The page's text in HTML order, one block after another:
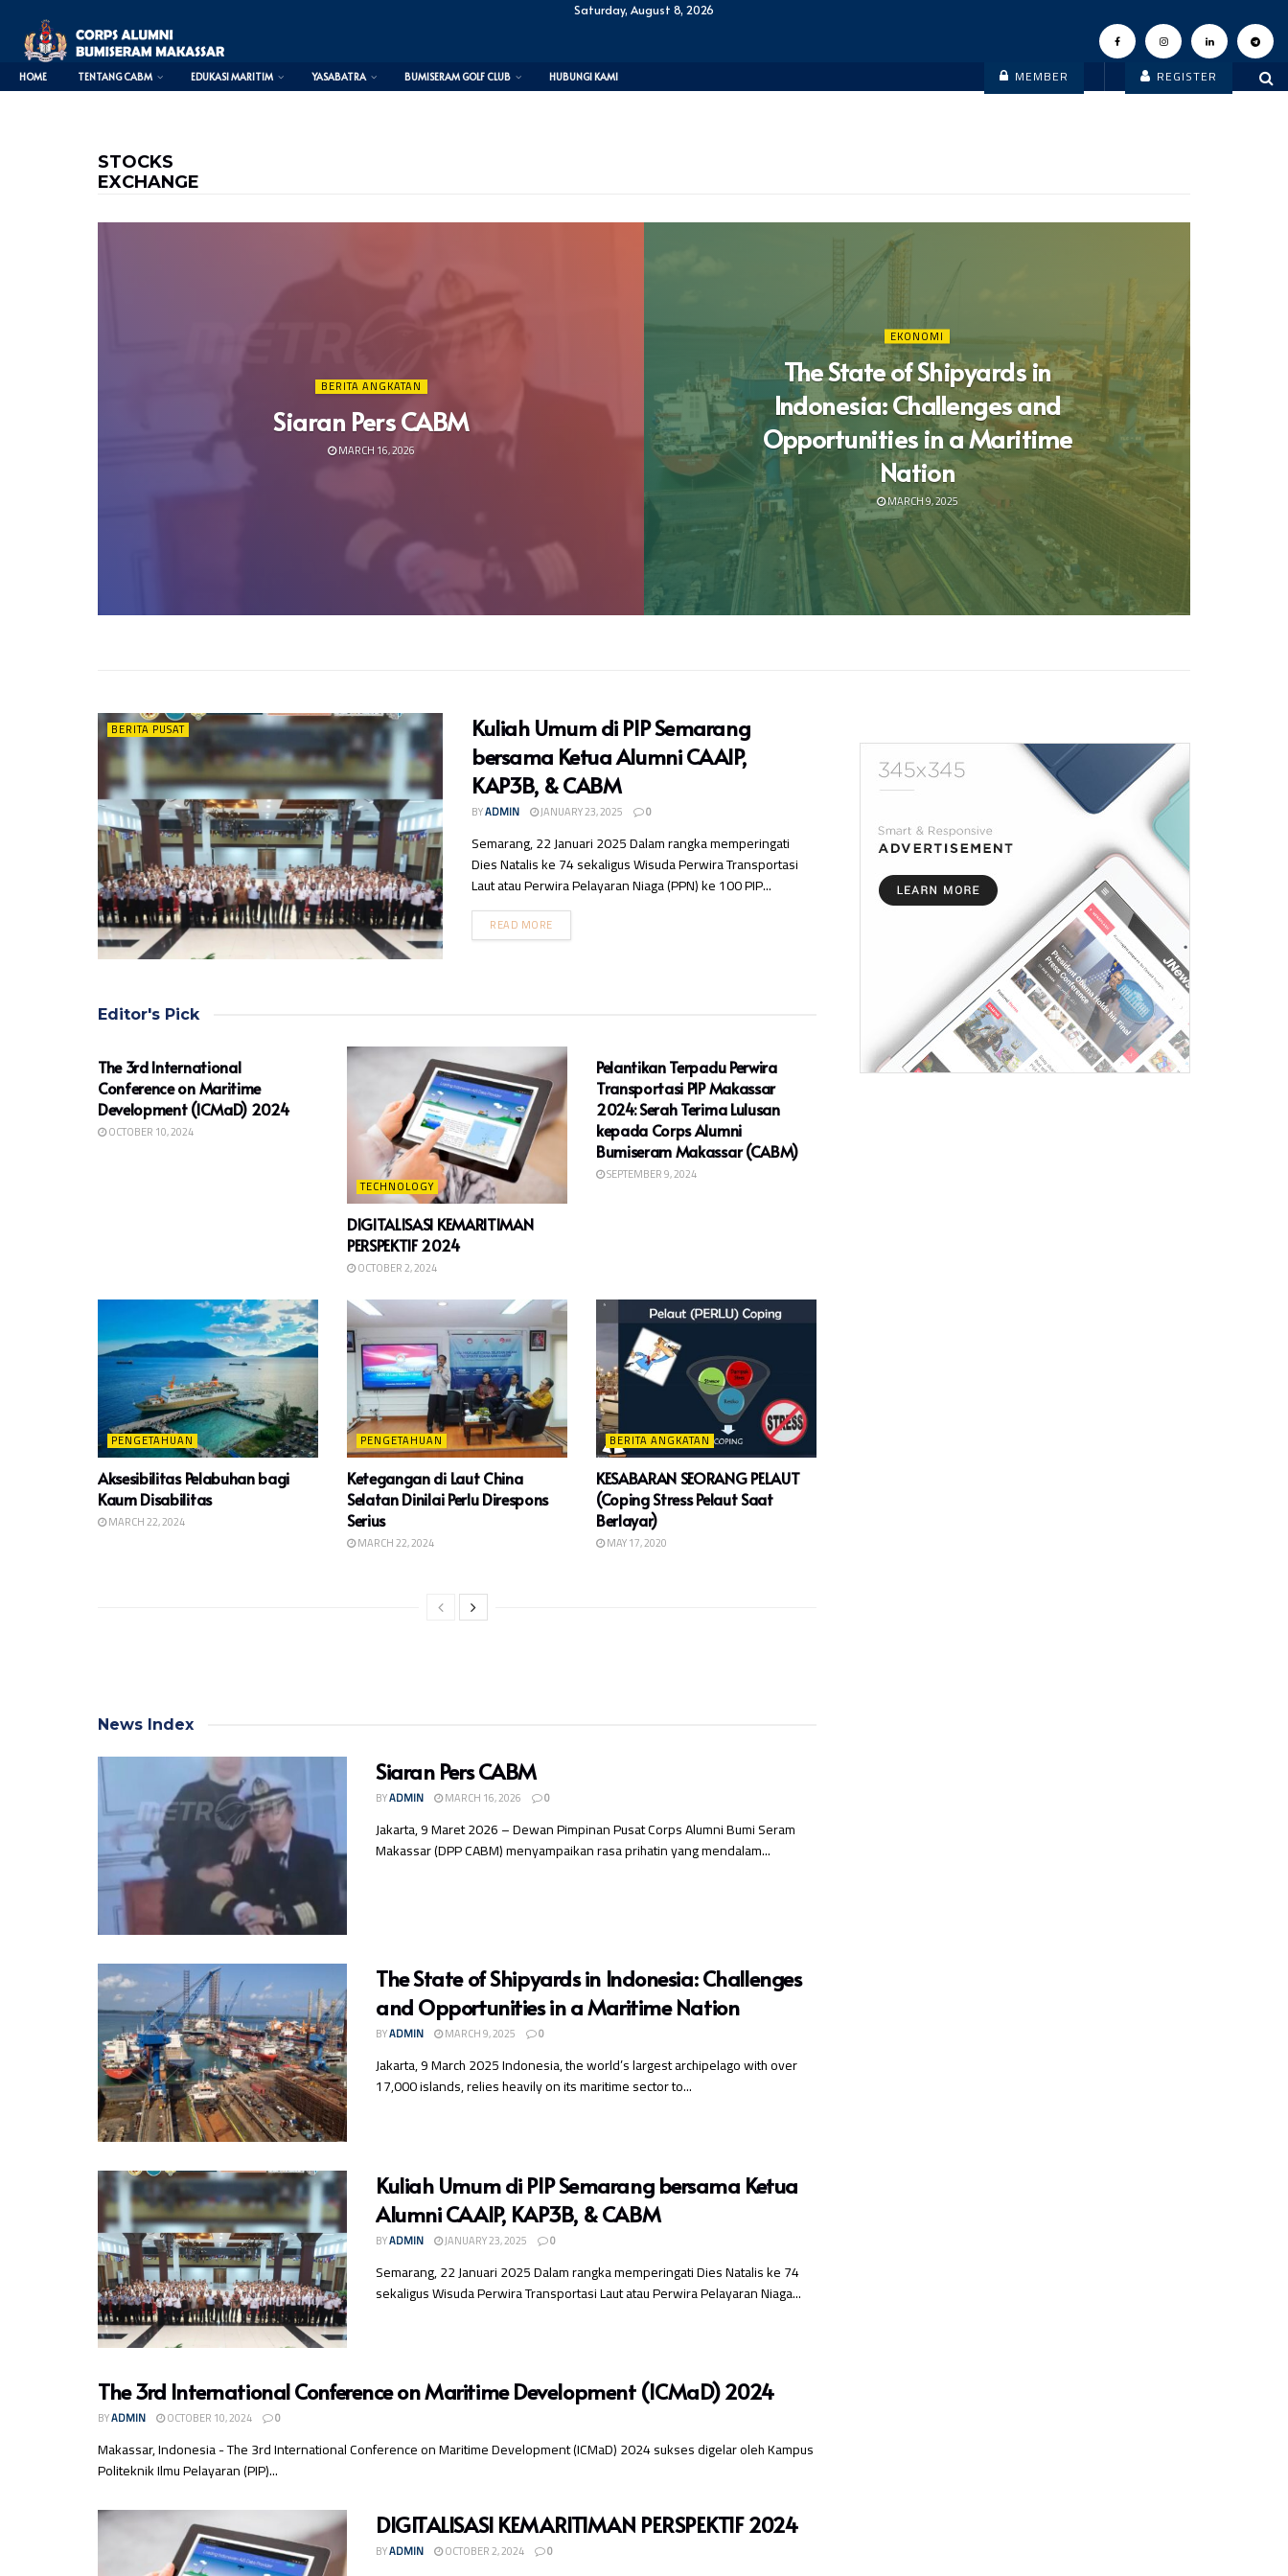
Saturday, August 8, 2026
HOME TENTANG CABM EDUKASI MARITIM YASABATRA BUMISERAM GOLF CLUB HUBUNGI KAMI MEMBER REGISTER
STOCKS
EXCHANGE
BERITA ANGKATAN
Siaran Pers CABM
MARCH 16, 2026
EKONOMI
The State of Shipyards in
Indonesia: Challenges and
Opportunities in a Maritime
Nation
MARCH 9, 2025
BERITA PUSAT
Kuliah Umum di PIP Semarang
bersama Ketua Alumni CAAIP,
KAP3B, & CABM
BYADMIN JANUARY 23, 2025 0
Semarang, 22 Januari 2025 Dalam rangka memperingati
Dies Natalis ke 74 sekaligus Wisuda Perwira Transportasi
Laut atau Perwira Pelayaran Niaga (PPN) ke 100 PIP...
READ MORE
Editor's Pick
The 3rd International
Conference on Maritime
Development (ICMaD) 2024
OCTOBER 10, 2024
TECHNOLOGY
DIGITALISASI KEMARITIMAN
PERSPEKTIF 2024
OCTOBER 2, 2024
Pelantikan Terpadu Perwira
Transportasi PIP Makassar
2024: Serah Terima Lulusan
kepada Corps Alumni
Bumiseram Makassar (CABM)
SEPTEMBER 9, 2024
PENGETAHUAN
Aksesibilitas Pelabuhan bagi
Kaum Disabilitas
MARCH 22, 2024
PENGETAHUAN
Ketegangan di Laut China
Selatan Dinilai Perlu Direspons
Serius
MARCH 22, 2024
BERITA ANGKATAN
KESABARAN SEORANG PELAUT
(Coping Stress Pelaut Saat
Berlayar)
MAY 17, 2020
News Index
Siaran Pers CABM
BYADMIN MARCH 16, 2026 0
Jakarta, 9 Maret 2026 – Dewan Pimpinan Pusat Corps Alumni Bumi Seram
Makassar (DPP CABM) menyampaikan rasa prihatin yang mendalam...
The State of Shipyards in Indonesia: Challenges
and Opportunities in a Maritime Nation
BYADMIN MARCH 9, 2025 0
Jakarta, 9 March 2025 Indonesia, the world’s largest archipelago with over
17,000 islands, relies heavily on its maritime sector to...
Kuliah Umum di PIP Semarang bersama Ketua
Alumni CAAIP, KAP3B, & CABM
BYADMIN JANUARY 23, 2025 0
Semarang, 22 Januari 2025 Dalam rangka memperingati Dies Natalis ke 74
sekaligus Wisuda Perwira Transportasi Laut atau Perwira Pelayaran Niaga...
The 3rd International Conference on Maritime Development (ICMaD) 2024
BYADMIN OCTOBER 10, 2024 0
Makassar, Indonesia - The 3rd International Conference on Maritime Development (ICMaD) 2024 sukses digelar oleh Kampus
Politeknik Ilmu Pelayaran (PIP)...
DIGITALISASI KEMARITIMAN PERSPEKTIF 2024
BYADMIN OCTOBER 2, 2024 0